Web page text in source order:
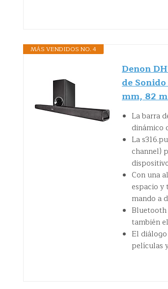
MÁS VENDIDOS NO. 4
Denon
de
mm, 82
La barra
dinámico
La
channel)
Con una
espacio y
mando a
Bluetooth
también
El
películas